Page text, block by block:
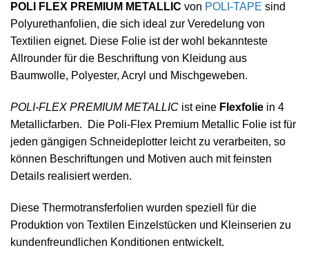
POLI FLEX PREMIUM METALLIC von POLI-TAPE sind
Polyurethanfolien, die sich ideal zur Veredelung von
Textilien eignet. Diese Folie ist der wohl bekannteste
Allrounder für die Beschriftung von Kleidung aus
Baumwolle, Polyester, Acryl und Mischgeweben.
POLI-FLEX PREMIUM METALLIC ist eine Flexfolie in 4
Metallicfarben. Die Poli-Flex Premium Metallic Folie ist für
jeden gängigen Schneideplotter leicht zu verarbeiten, so
können Beschriftungen und Motiven auch mit feinsten
Details realisiert werden.
Diese Thermotransferfolien wurden speziell für die
Produktion von Textilen Einzelstücken und Kleinserien zu
kundenfreundlichen Konditionen entwickelt.